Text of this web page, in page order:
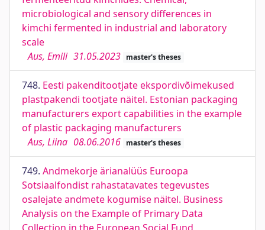
microbiological and sensory differences in
kimchi fermented in industrial and laboratory
scale
Aus, Emili 31.05.2023 master's theses
748. Eesti pakenditootjate ekspordivõimekused
plastpakendi tootjate näitel. Estonian packaging
manufacturers export capabilities in the example
of plastic packaging manufacturers
Aus, Liina 08.06.2016 master's theses
749. Andmekorje ärianalüüs Euroopa
Sotsiaalfondist rahastatavates tegevustes
osalejate andmete kogumise näitel. Business
Analysis on the Example of Primary Data